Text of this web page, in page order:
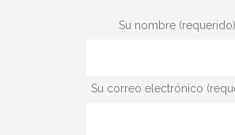
Su nombre (requerido)
Su correo electrónico